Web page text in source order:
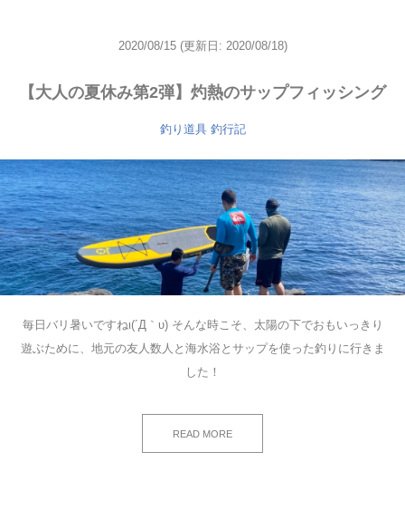
2020/08/15 (更新日: 2020/08/18)
【大人の夏休み第2弾】灼熱のサップフィッシング
釣り道具 釣行記
毎日バリ暑いですねι(´Д｀υ) そんな時こそ、太陽の下でおもいっきり
遊ぶために、地元の友人数人と海水浴とサップを使った釣りに行きま
した！
READ MORE